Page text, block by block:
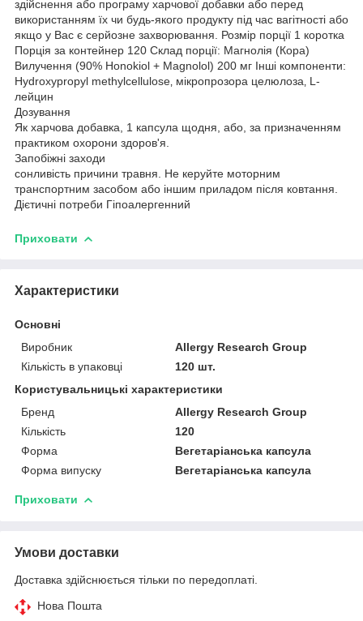
здійснення або програму харчової добавки або перед
використанням їх чи будь-якого продукту під час вагітності або
якщо у Вас є серйозне захворювання. Розмір порції 1 коротка
Порція за контейнер 120 Склад порції: Магнолія (Кора)
Вилучення (90% Honokiol + Magnolol) 200 мг Інші компоненти:
Hydroxypropyl methylcellulose‚ мікропрозора целюлоза‚ L-
лейцин
Дозування
Як харчова добавка, 1 капсула щодня, або, за призначенням
практиком охорони здоров'я.
Запобіжні заходи
сонливість причини травня. Не керуйте моторним
транспортним засобом або іншим приладом після ковтання.
Дієтичні потреби Гіпоалергенний
Приховати
Характеристики
Основні
Виробник
Allergy Research Group
Кількість в упаковці
120 шт.
Користувальницькі характеристики
Бренд
Allergy Research Group
Кількість
120
Форма
Вегетаріанська капсула
Форма випуску
Вегетаріанська капсула
Приховати
Умови доставки
Доставка здійснюється тільки по передоплаті.
Нова Пошта